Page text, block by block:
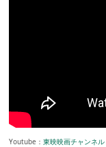
Youtube：東映映画チャンネル